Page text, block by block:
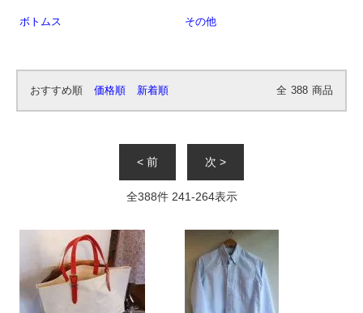
ボトムス その他
おすすめ順 価格順 新着順 全 388 商品
< 前 次 >
全388件 241-264表示